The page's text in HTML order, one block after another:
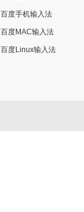
百度手机输入法
百度MAC输入法
百度Linux输入法